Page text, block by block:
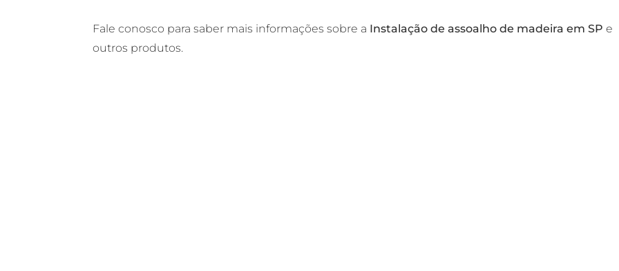
Fale conosco para saber mais informações sobre a Instalação de assoalho de madeira em SP e
outros produtos.